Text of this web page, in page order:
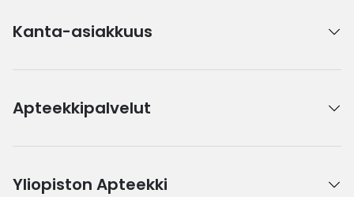
Kanta-asiakkuus
Apteekkipalvelut
Yliopiston Apteekki